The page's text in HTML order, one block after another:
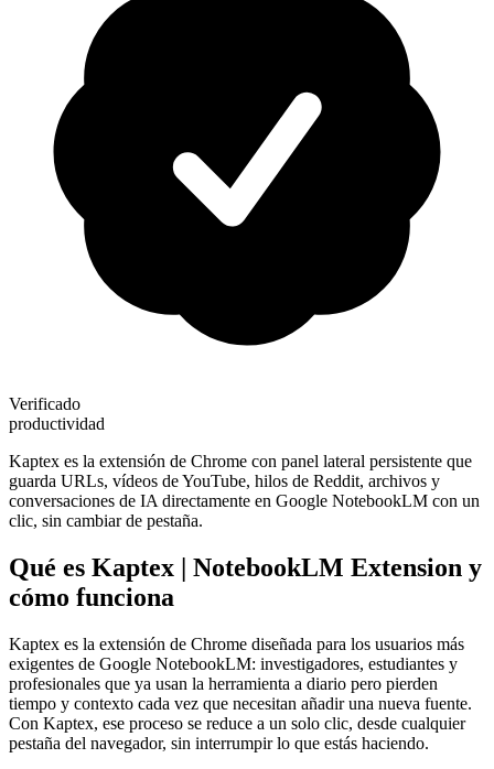
Verificado
productividad
Kaptex es la extensión de Chrome con panel lateral persistente que
guarda URLs, vídeos de YouTube, hilos de Reddit, archivos y
conversaciones de IA directamente en Google NotebookLM con un
clic, sin cambiar de pestaña.
Qué es Kaptex | NotebookLM Extension y
cómo funciona
Kaptex es la extensión de Chrome diseñada para los usuarios más
exigentes de Google NotebookLM: investigadores, estudiantes y
profesionales que ya usan la herramienta a diario pero pierden
tiempo y contexto cada vez que necesitan añadir una nueva fuente.
Con Kaptex, ese proceso se reduce a un solo clic, desde cualquier
pestaña del navegador, sin interrumpir lo que estás haciendo.